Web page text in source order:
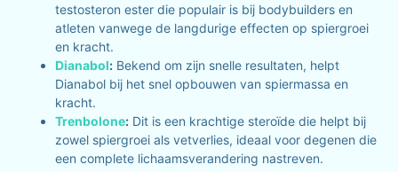
testosteron ester die populair is bij bodybuilders en
atleten vanwege de langdurige effecten op spiergroei
en kracht.
Dianabol: Bekend om zijn snelle resultaten, helpt
Dianabol bij het snel opbouwen van spiermassa en
kracht.
Trenbolone: Dit is een krachtige steroïde die helpt bij
zowel spiergroei als vetverlies, ideaal voor degenen die
een complete lichaamsverandering nastreven.